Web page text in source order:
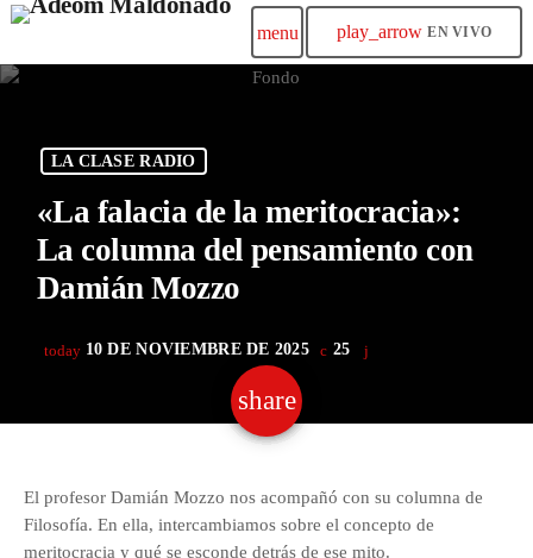
menu play_arrow EN VIVO
LA CLASE RADIO
«La falacia de la meritocracia»:
La columna del pensamiento con
Damián Mozzo
today 10 DE NOVIEMBRE DE 2025 25
share
email
El profesor Damián Mozzo nos acompañó con su columna de
Filosofía. En ella, intercambiamos sobre el concepto de
meritocracia y qué se esconde detrás de ese mito.